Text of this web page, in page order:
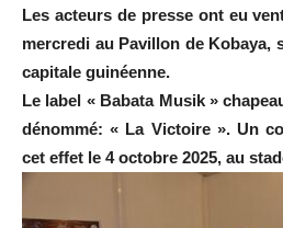
Les acteurs de presse ont eu
mercredi au Pavillon de Kobaya,
capitale guinéenne.
Le label « Babata Musik »
dénommé: « La Victoire ». Un
cet effet le 4 octobre 2025, au